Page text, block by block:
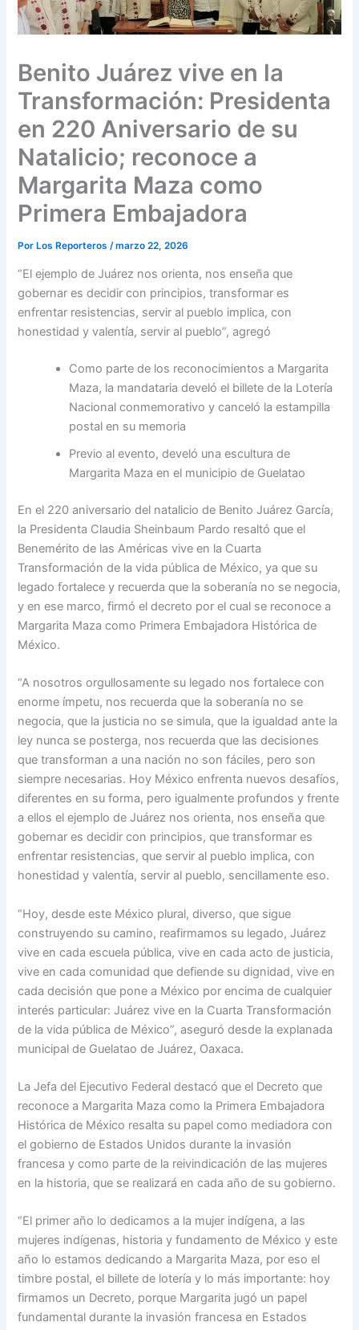
Benito Juárez vive en la
Transformación: Presidenta
en 220 Aniversario de su
Natalicio; reconoce a
Margarita Maza como
Primera Embajadora
PorLos Reporteros /marzo 22, 2026
“El ejemplo de Juárez nos orienta, nos enseña que
gobernar es decidir con principios, transformar es
enfrentar resistencias, servir al pueblo implica, con
honestidad y valentía, servir al pueblo”, agregó
Como parte de los reconocimientos a Margarita
Maza, la mandataria develó el billete de la Lotería
Nacional conmemorativo y canceló la estampilla
postal en su memoria
Previo al evento, develó una escultura de
Margarita Maza en el municipio de Guelatao
En el 220 aniversario del natalicio de Benito Juárez García,
la Presidenta Claudia Sheinbaum Pardo resaltó que el
Benemérito de las Américas vive en la Cuarta
Transformación de la vida pública de México, ya que su
legado fortalece y recuerda que la soberanía no se negocia,
y en ese marco, firmó el decreto por el cual se reconoce a
Margarita Maza como Primera Embajadora Histórica de
México.
“A nosotros orgullosamente su legado nos fortalece con
enorme ímpetu, nos recuerda que la soberanía no se
negocia, que la justicia no se simula, que la igualdad ante la
ley nunca se posterga, nos recuerda que las decisiones
que transforman a una nación no son fáciles, pero son
siempre necesarias. Hoy México enfrenta nuevos desafíos,
diferentes en su forma, pero igualmente profundos y frente
a ellos el ejemplo de Juárez nos orienta, nos enseña que
gobernar es decidir con principios, que transformar es
enfrentar resistencias, que servir al pueblo implica, con
honestidad y valentía, servir al pueblo, sencillamente eso.
“Hoy, desde este México plural, diverso, que sigue
construyendo su camino, reafirmamos su legado, Juárez
vive en cada escuela pública, vive en cada acto de justicia,
vive en cada comunidad que defiende su dignidad, vive en
cada decisión que pone a México por encima de cualquier
interés particular: Juárez vive en la Cuarta Transformación
de la vida pública de México”, aseguró desde la explanada
municipal de Guelatao de Juárez, Oaxaca.
La Jefa del Ejecutivo Federal destacó que el Decreto que
reconoce a Margarita Maza como la Primera Embajadora
Histórica de México resalta su papel como mediadora con
el gobierno de Estados Unidos durante la invasión
francesa y como parte de la reivindicación de las mujeres
en la historia, que se realizará en cada año de su gobierno.
“El primer año lo dedicamos a la mujer indígena, a las
mujeres indígenas, historia y fundamento de México y este
año lo estamos dedicando a Margarita Maza, por eso el
timbre postal, el billete de lotería y lo más importante: hoy
firmamos un Decreto, porque Margarita jugó un papel
fundamental durante la invasión francesa en Estados